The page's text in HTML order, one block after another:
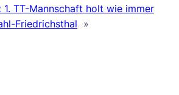
1. TT-Mannschaft holt wie immer
Friedrichsthal »